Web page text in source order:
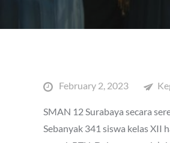
PostedFebruary 2, 2023
SMAN 12 Surabaya secara
Sebanyak 341 siswa kelas XII